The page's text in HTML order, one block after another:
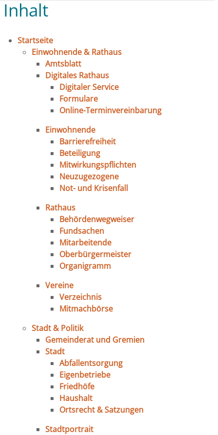
Inhalt
Startseite
Einwohnende & Rathaus
Amtsblatt
Digitales Rathaus
Digitaler Service
Formulare
Online-Terminvereinbarung
Einwohnende
Barrierefreiheit
Beteiligung
Mitwirkungspflichten
Neuzugezogene
Not- und Krisenfall
Rathaus
Behördenwegweiser
Fundsachen
Mitarbeitende
Oberbürgermeister
Organigramm
Vereine
Verzeichnis
Mitmachbörse
Stadt & Politik
Gemeinderat und Gremien
Stadt
Abfallentsorgung
Eigenbetriebe
Friedhöfe
Haushalt
Ortsrecht & Satzungen
Stadtportrait